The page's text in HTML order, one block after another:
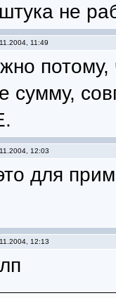
не
11:49
потому,
сумму,
12:03
для
12:13